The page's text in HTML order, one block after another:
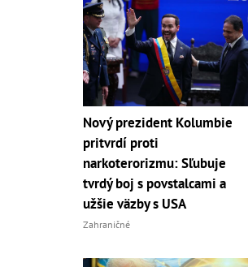
Nový prezident Kolumbie
pritvrdí proti
narkoterorizmu: Sľubuje
tvrdý boj s povstalcami a
užšie väzby s USA
Zahraničné